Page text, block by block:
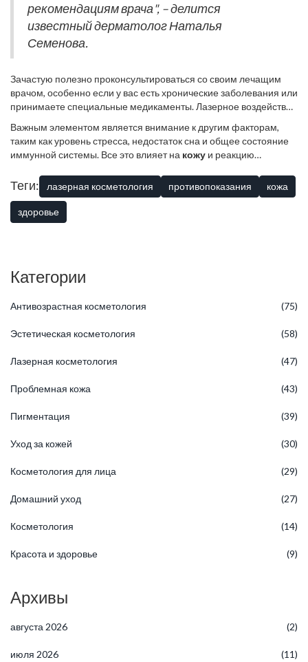
восстановиться.
рекомендациям врача", – делится
известный дерматолог Наталья
Семенова.
Зачастую полезно проконсультироваться со своим лечащим
врачом, особенно если у вас есть хронические заболевания или
принимаете специальные медикаменты. Лазерное воздействие
организма. Это особенно актуально для людей с диабетом или
аутоиммунными заболеваниями.
Важным элементом является внимание к другим факторам,
таким как уровень стресса, недостаток сна и общее состояние
иммунной системы. Все это влияет на кожу и реакцию
стрессе и с пониженными защитными функциями ваше тело
будет дольше восстанавливаться.
Теги: лазерная косметология противопоказания кожа
здоровье
Категории
Антивозрастная косметология (75)
Эстетическая косметология (58)
Лазерная косметология (47)
Проблемная кожа (43)
Пигментация (39)
Уход за кожей (30)
Косметология для лица (29)
Домашний уход (27)
Косметология (14)
Красота и здоровье (9)
Архивы
августа 2026 (2)
июля 2026 (11)